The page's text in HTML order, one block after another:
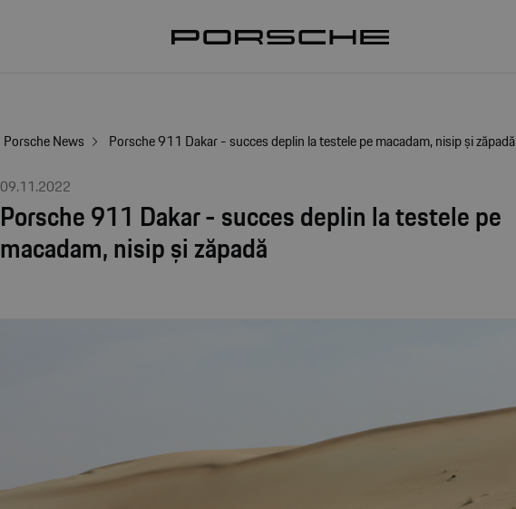
Porsche News
Porsche 911 Dakar - succes deplin la testele pe macadam, nisip și zăpadă
09.11.2022
Porsche 911 Dakar - succes deplin la testele pe
macadam, nisip și zăpadă